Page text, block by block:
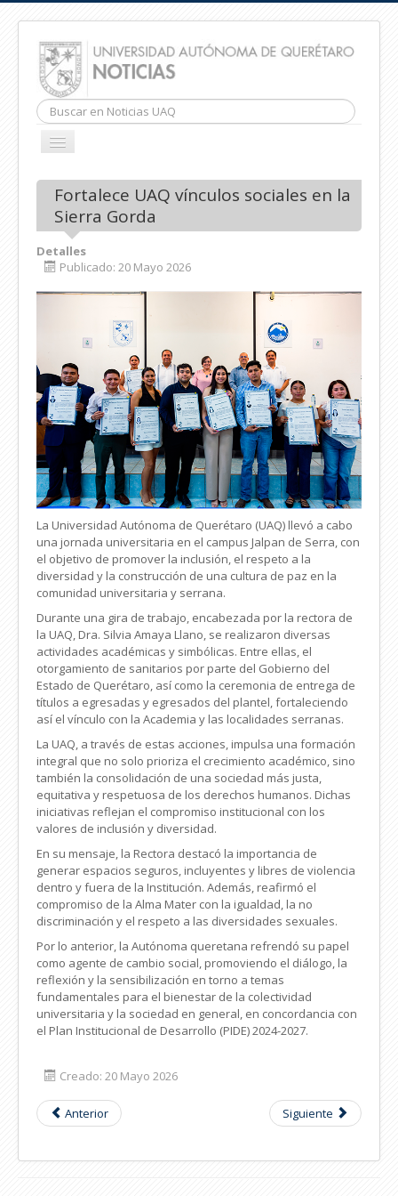
Buscar...
CAMBIAR
Fortalece UAQ vínculos sociales en la
Sierra Gorda
Detalles
Publicado: 20 Mayo 2026
La Universidad Autónoma de Querétaro (UAQ) llevó a cabo
una jornada universitaria en el campus Jalpan de Serra, con
el objetivo de promover la inclusión, el respeto a la
diversidad y la construcción de una cultura de paz en la
comunidad universitaria y serrana.
Durante una gira de trabajo, encabezada por la rectora de
la UAQ, Dra. Silvia Amaya Llano, se realizaron diversas
actividades académicas y simbólicas. Entre ellas, el
otorgamiento de sanitarios por parte del Gobierno del
Estado de Querétaro, así como la ceremonia de entrega de
títulos a egresadas y egresados del plantel, fortaleciendo
así el vínculo con la Academia y las localidades serranas.
La UAQ, a través de estas acciones, impulsa una formación
integral que no solo prioriza el crecimiento académico, sino
también la consolidación de una sociedad más justa,
equitativa y respetuosa de los derechos humanos. Dichas
iniciativas reflejan el compromiso institucional con los
valores de inclusión y diversidad.
En su mensaje, la Rectora destacó la importancia de
generar espacios seguros, incluyentes y libres de violencia
dentro y fuera de la Institución. Además, reafirmó el
compromiso de la Alma Mater con la igualdad, la no
discriminación y el respeto a las diversidades sexuales.
Por lo anterior, la Autónoma queretana refrendó su papel
como agente de cambio social, promoviendo el diálogo, la
reflexión y la sensibilización en torno a temas
fundamentales para el bienestar de la colectividad
universitaria y la sociedad en general, en concordancia con
el Plan Institucional de Desarrollo (PIDE) 2024-2027.
Creado: 20 Mayo 2026
Anterior Siguiente